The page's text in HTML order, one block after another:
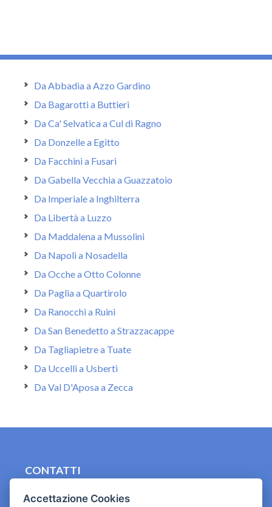
Da Abbadia a Azzo Gardino
Da Bagarotti a Buttieri
Da Ca' Selvatica a Cul di Ragno
Da Donzelle a Egitto
Da Facchini a Fusari
Da Gabella Vecchia a Guazzatoio
Da Imperiale a Inghilterra
Da Libertà a Luzzo
Da Maddalena a Mussolini
Da Napoli a Nosadella
Da Ocche a Otto Colonne
Da Paglia a Quartirolo
Da Ranocchi a Ruini
Da San Benedetto a Strazzacappe
Da Tagliapietre a Tuate
Da Uccelli a Usberti
Da Val D'Aposa a Zecca
CONTATTI
Accettazione Cookies